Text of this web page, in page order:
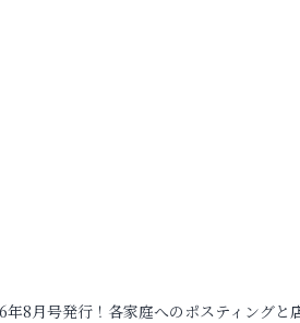
年8月号発行！各家庭へのポスティングと